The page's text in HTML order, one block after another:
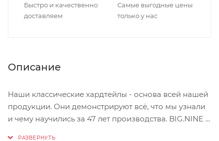
Быстро и качественно
доставляем
Самые выгодные цены
только у нас
Описание
Наши классические хардтейлы - основа всей нашей
продукции. Они демонстрируют всё, что мы узнали
и чему научились за 47 лет производства. BIG.NINE и